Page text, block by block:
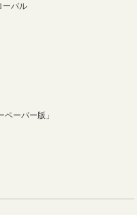
ーバル
ーパー版」